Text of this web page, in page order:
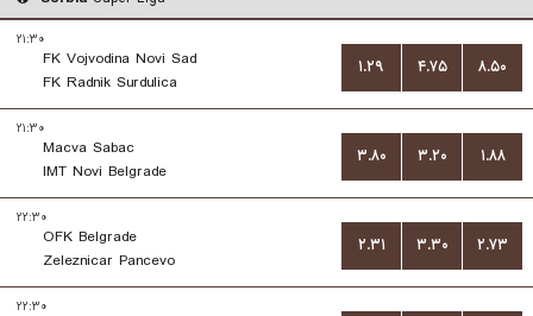
۲۱:۳۰
FK Vojvodina Novi Sad
FK Radnik Surdulica
۱.۲۹ ۴.۷۵ ۸.۵۰
۲۱:۳۰
Macva Sabac
IMT Novi Belgrade
۳.۸۰ ۳.۲۰ ۱.۸۸
۲۲:۳۰
OFK Belgrade
Zeleznicar Pancevo
۲.۳۱ ۳.۳۰ ۲.۷۳
۲۲:۳۰